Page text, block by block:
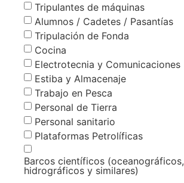
Tripulantes de máquinas
Alumnos / Cadetes / Pasantías
Tripulación de Fonda
Cocina
Electrotecnia y Comunicaciones
Estiba y Almacenaje
Trabajo en Pesca
Personal de Tierra
Personal sanitario
Plataformas Petrolíficas
Barcos científicos (oceanográficos,
hidrográficos y similares)